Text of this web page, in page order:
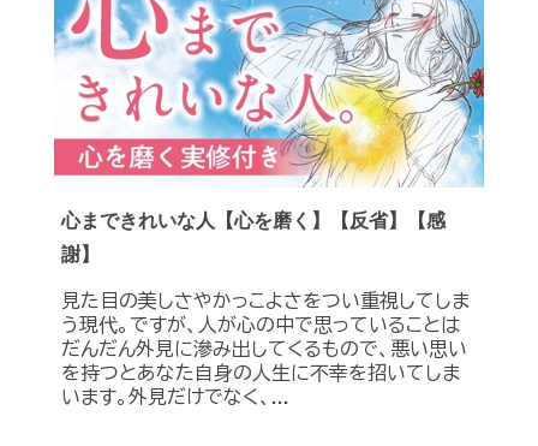
心まできれいな人【心を磨く】【反省】【感
謝】
見た目の美しさやかっこよさをつい重視してしま
う現代。ですが、人が心の中で思っていることは
だんだん外見に滲み出してくるもので、悪い思い
を持つとあなた自身の人生に不幸を招いてしま
います。外見だけでなく、...